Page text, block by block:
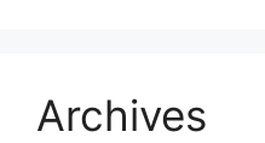
Archives